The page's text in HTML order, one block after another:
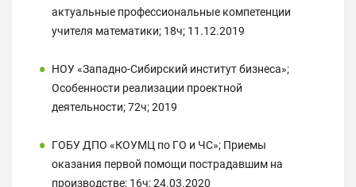
актуальные профессиональные компетенции
учителя математики; 18ч; 11.12.2019
НОУ «Западно-Сибирский институт бизнеса»;
Особенности реализации проектной
деятельности; 72ч; 2019
ГОБУ ДПО «КОУМЦ по ГО и ЧС»; Приемы
оказания первой помощи пострадавшим на
производстве; 16ч; 24.03.2020